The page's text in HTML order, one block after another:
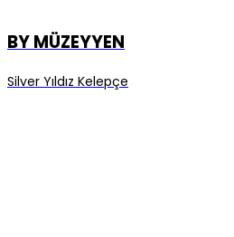
BY MÜZEYYEN
Silver Yıldız Kelepçe